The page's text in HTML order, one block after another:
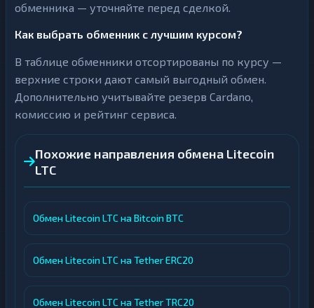
обменника — уточняйте перед сделкой.
Как выбрать обменник с лучшим курсом?
В таблице обменники отсортированы по курсу —
верхние строки дают самый выгодный обмен.
Дополнительно учитывайте резерв Cardano,
комиссию и рейтинг сервиса.
Похожие направления обмена Litecoin
LTC
Обмен Litecoin LTC на Bitcoin BTC
Обмен Litecoin LTC на Tether ERC20
Обмен Litecoin LTC на Tether TRC20